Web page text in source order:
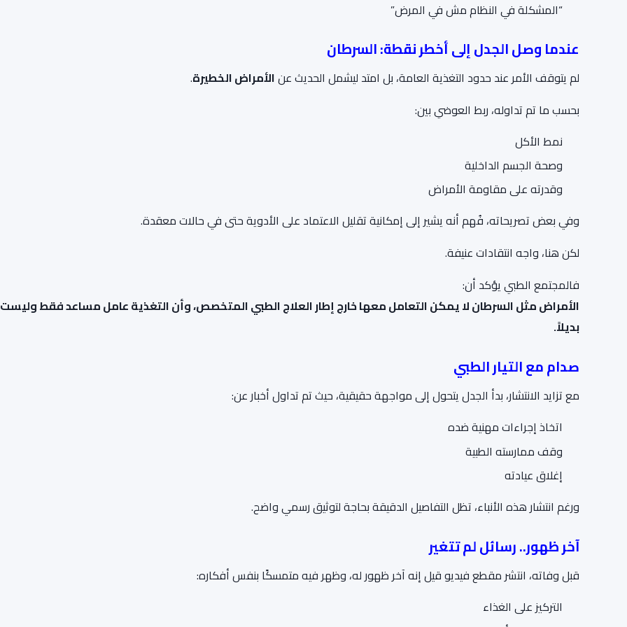
“المشكلة في النظام مش في المرض”
عندما وصل الجدل إلى أخطر نقطة: السرطان
لم يتوقف الأمر عند حدود التغذية العامة، بل امتد ليشمل الحديث عنالأمراض الخطيرة.
بحسب ما تم تداوله، ربط العوضي بين:
نمط الأكل
وصحة الجسم الداخلية
وقدرته على مقاومة الأمراض
وفي بعض تصريحاته، فُهم أنه يشير إلى إمكانية تقليل الاعتماد على الأدوية حتى في حالات معقدة.
لكن هنا، واجه انتقادات عنيفة.
فالمجتمع الطبي يؤكد أن:
الأمراض مثل السرطان لا يمكن التعامل معها خارج إطار العلاج الطبي المتخصص، وأن التغذية عامل مساعد فقط وليست
بديلاً.
صدام مع التيار الطبي
مع تزايد الانتشار، بدأ الجدل يتحول إلى مواجهة حقيقية، حيث تم تداول أخبار عن:
اتخاذ إجراءات مهنية ضده
وقف ممارسته الطبية
إغلاق عيادته
ورغم انتشار هذه الأنباء، تظل التفاصيل الدقيقة بحاجة لتوثيق رسمي واضح.
آخر ظهور.. رسائل لم تتغير
قبل وفاته، انتشر مقطع فيديو قيل إنه آخر ظهور له، وظهر فيه متمسكًا بنفس أفكاره:
التركيز على الغذاء